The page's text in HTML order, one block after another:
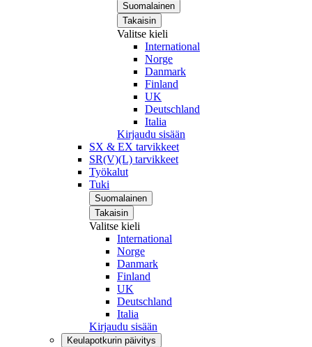
Suomalainen
Takaisin
Valitse kieli
International
Norge
Danmark
Finland
UK
Deutschland
Italia
Kirjaudu sisään
SX & EX tarvikkeet
SR(V)(L) tarvikkeet
Työkalut
Tuki
Suomalainen
Takaisin
Valitse kieli
International
Norge
Danmark
Finland
UK
Deutschland
Italia
Kirjaudu sisään
Keulapotkurin päivitys